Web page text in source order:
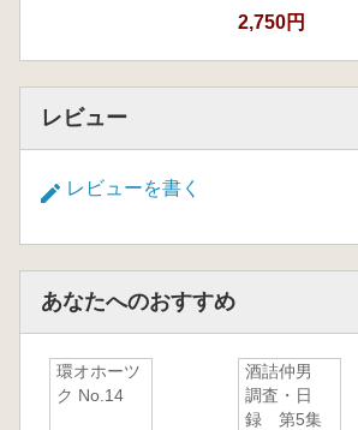
2,750円
レビュー
レビューを書く
あなたへのおすすめ
環オホーツ
ク No.14
酒詰仲男
調査・日
録 第5集